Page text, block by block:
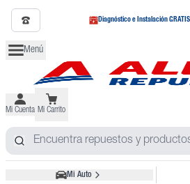
Diagnóstico e Instalación
Menú
Mi Cuenta Mi Carrito
Mi Auto